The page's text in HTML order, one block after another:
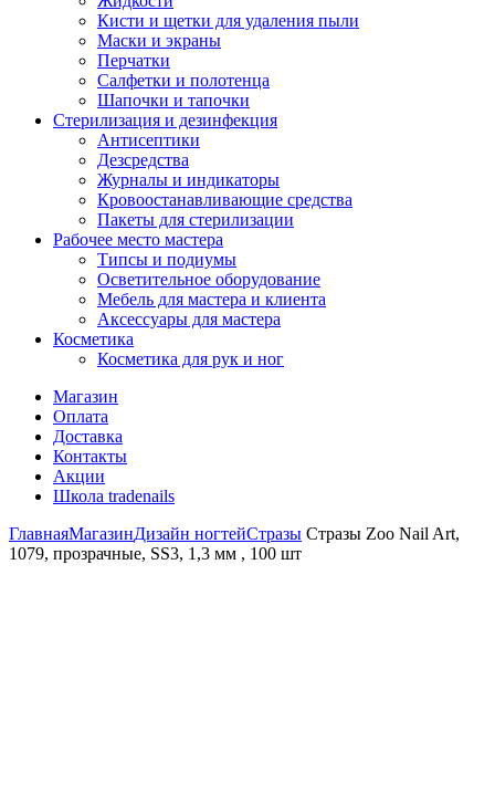
Кисти и щетки для удаления пыли
Маски и экраны
Перчатки
Салфетки и полотенца
Шапочки и тапочки
Стерилизация и дезинфекция
Антисептики
Дезсредства
Журналы и индикаторы
Кровоостанавливающие средства
Пакеты для стерилизации
Рабочее место мастера
Типсы и подиумы
Осветительное оборудование
Мебель для мастера и клиента
Аксессуары для мастера
Косметика
Косметика для рук и ног
Магазин
Оплата
Доставка
Контакты
Акции
Школа tradenails
ГлавнаяМагазинДизайн ногтейСтразы Стразы Zoo Nail Art,
1079, прозрачные, SS3, 1,3 мм , 100 шт